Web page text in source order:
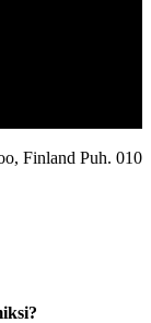
Finland Puh. 010